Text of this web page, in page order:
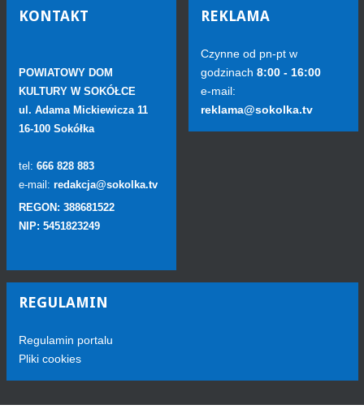
KONTAKT
POWIATOWY DOM
KULTURY W SOKÓŁCE
ul. Adama Mickiewicza 11
16-100 Sokółka
tel: 666 828 883
e-mail: redakcja@sokolka.tv
REGON: 388681522
NIP: 5451823249
REKLAMA
Czynne od pn-pt w
godzinach 8:00 - 16:00
e-mail:
reklama@sokolka.tv
REGULAMIN
Regulamin portalu
Pliki cookies